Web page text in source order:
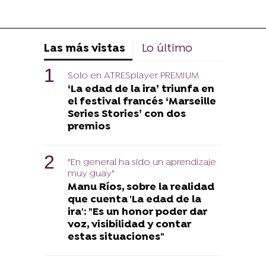
Las más vistas Lo último
Solo en ATRESplayer PREMIUM
‘La edad de la ira’ triunfa en
el festival francés ‘Marseille
Series Stories’ con dos
premios
"En general ha sido un aprendizaje
muy guay"
Manu Ríos, sobre la realidad
que cuenta 'La edad de la
ira': "Es un honor poder dar
voz, visibilidad y contar
estas situaciones"